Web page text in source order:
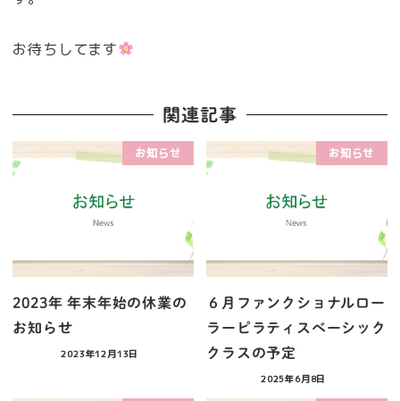
お待ちしてます
関連記事
お知らせ
2023年 年末年始の休業の
お知らせ
2023年12月13日
お知らせ
６月ファンクショナルロー
ラーピラティスベーシック
クラスの予定
2025年6月8日